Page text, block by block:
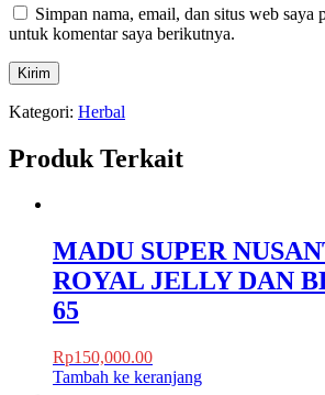
Simpan nama, email, dan situs web saya
untuk komentar saya berikutnya.
Kategori: Herbal
Produk Terkait
MADU SUPER
ROYAL JELLY DAN
65
Rp150,000.00
Tambah ke keranjang